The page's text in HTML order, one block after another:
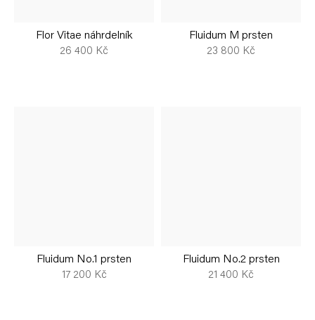
Flor Vitae náhrdelník
26 400 Kč
Fluidum M prsten
23 800 Kč
Fluidum No.1 prsten
17 200 Kč
Fluidum No.2 prsten
21 400 Kč